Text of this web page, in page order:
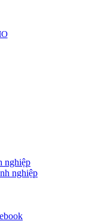
nghiệp
nghiệp